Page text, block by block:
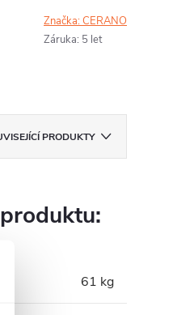
Značka:CERANO
Záruka: 5 let
PRODUKTY
61 kg